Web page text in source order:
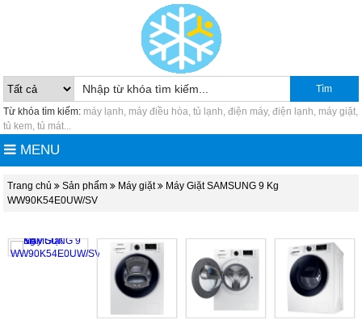
Tìm
Từ khóa tìm kiếm: máy lạnh, máy điều hòa, tủ lạnh, điện máy, điện lạnh, máy giặt,
tủ kem, tủ mát...
MENU
Trang chủ Sản phẩm Máy giặt
Máy Giặt SAMSUNG 9 Kg
WW90K54E0UW/SV